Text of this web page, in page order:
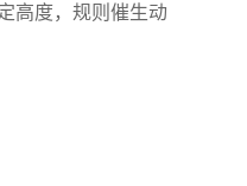
高度，规则催生动